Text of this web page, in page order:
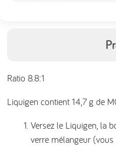
Ratio 8.8:1
Liquigen contient 14,7 g de
Versez le Liquigen, la
verre mélangeur